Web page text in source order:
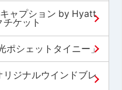
ャプション by Hyatt
ケット
ポシェットタイニー」
ジナルウインドブレ